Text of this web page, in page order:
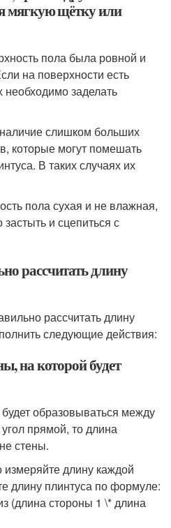
мягкую щётку или
пола была ровной и
на поверхности есть
заделать
слишком больших
которые могут помешать
В таких случаях их
пола сухая и не влажная,
и сцепиться с
рассчитать длину
рассчитать длину
следующие действия:
на которой будет
образовываться между
прямой, то длина
стены.
длину каждой
длину плинтуса по формуле:
(длина стороны 1 \* длина